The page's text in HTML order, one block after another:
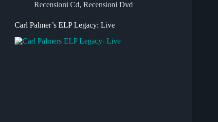
Recensioni Cd, Recensioni Dvd
Carl Palmer’s ELP Legacy: Live